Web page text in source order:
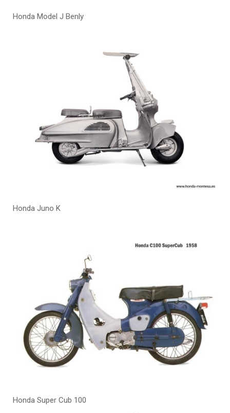
Honda Model J Benly
Honda Juno K
Honda Super Cub 100